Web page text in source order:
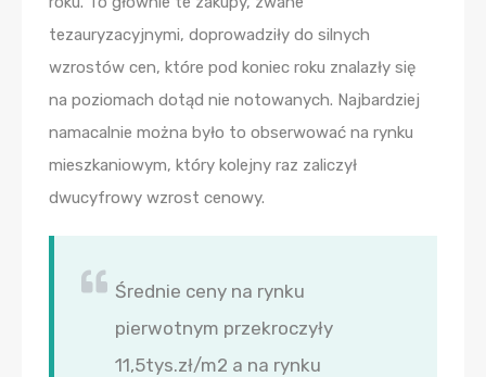
tezauryzacyjnymi, doprowadziły do silnych
wzrostów cen, które pod koniec roku znalazły się
na poziomach dotąd nie notowanych. Najbardziej
namacalnie można było to obserwować na rynku
mieszkaniowym, który kolejny raz zaliczył
dwucyfrowy wzrost cenowy.
Średnie ceny na rynku
pierwotnym przekroczyły
11,5tys.zł/m2 a na rynku